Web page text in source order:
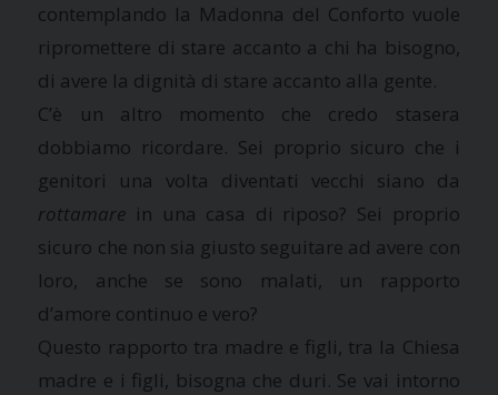
contemplando la Madonna del Conforto vuole
ripromettere di stare accanto a chi ha bisogno,
di avere la dignità di stare accanto alla gente.
C’è un altro momento che credo stasera
dobbiamo ricordare. Sei proprio sicuro che i
genitori una volta diventati vecchi siano da
rottamare in una casa di riposo? Sei proprio
sicuro che non sia giusto seguitare ad avere con
loro, anche se sono malati, un rapporto
d’amore continuo e vero?
Questo rapporto tra madre e figli, tra la Chiesa
madre e i figli, bisogna che duri. Se vai intorno